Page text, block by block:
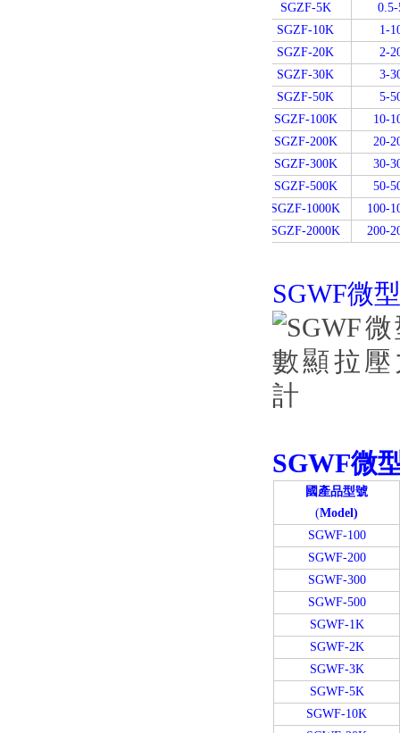
SGZF-5K
0.5-
SGZF-10K
1-
SGZF-20K
2-
SGZF-30K
3-
SGZF-50K
5-
SGZF-100K
10-
SGZF-200K
20-
SGZF-300K
30-
SGZF-500K
50-
SGZF-1000K
100-
SGZF-2000K
200-
SGWF微
SGWF微
國產品型號
(Model)
SGWF-100
SGWF-200
SGWF-300
SGWF-500
SGWF-1K
SGWF-2K
SGWF-3K
SGWF-5K
SGWF-10K